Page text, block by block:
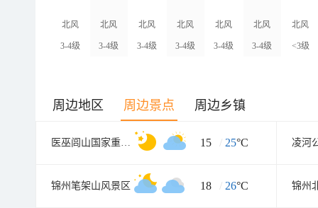
北风
3-4级
北风
3-4级
北风
3-4级
北风
3-4级
北风
3-4级
北风
3-4级
北风
<3级
周边地区 周边景点 周边乡镇
医巫闾山国家重点风景名胜区 15 / 25°C 凌河
锦州笔架山风景区 18 / 26°C